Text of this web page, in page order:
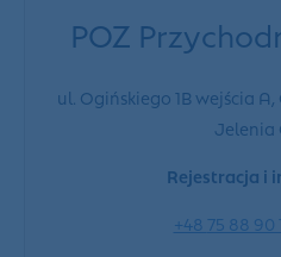
POZ
ul. Ogińskiego 1B wejścia A,
Jelenia
Rejestracja i
+48 75 88 90